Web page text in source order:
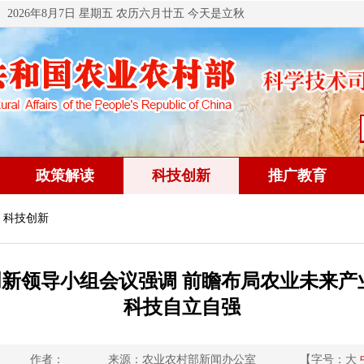
2026年8月7日 星期五 农历六月廿五 今天是立秋
政策解读 科技创新 推广教育
技创新
领导小组会议强调 前瞻布局农业未来
科技自立自强
作者： 来源：农业农村部新闻办公室 【字号： 大